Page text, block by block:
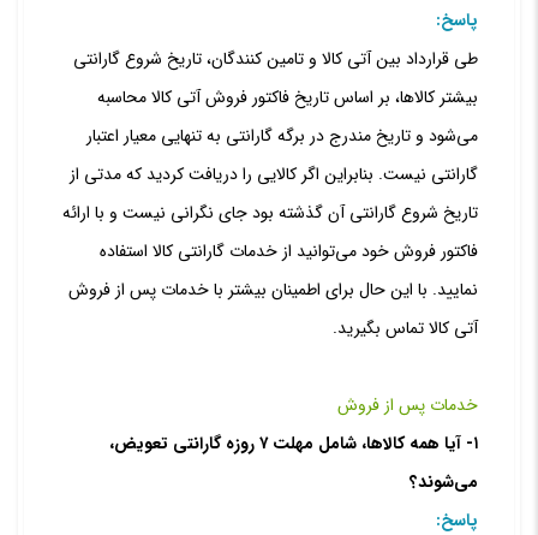
پاسخ:
طی قرارداد بین آتی کالا و تامین کنندگان، تاریخ شروع گارانتی
بیشتر کالاها، بر اساس تاریخ فاکتور فروش آتی کالا محاسبه
می‌شود و تاریخ مندرج در برگه گارانتی به تنهایی معیار اعتبار
گارانتی نیست. بنابراین اگر کالایی را دریافت کردید که مدتی از
تاریخ شروع گارانتی آن گذشته بود جای نگرانی نیست و با ارائه
فاکتور فروش خود می‌توانید از خدمات گارانتی کالا استفاده
نمایید. با این حال برای اطمینان بیشتر با خدمات پس از فروش
آتی کالا تماس بگیرید.
خدمات پس از فروش
۱- آیا همه کالاها، شامل مهلت ۷ روزه گارانتی تعویض،
می‏‌شوند؟
پاسخ: